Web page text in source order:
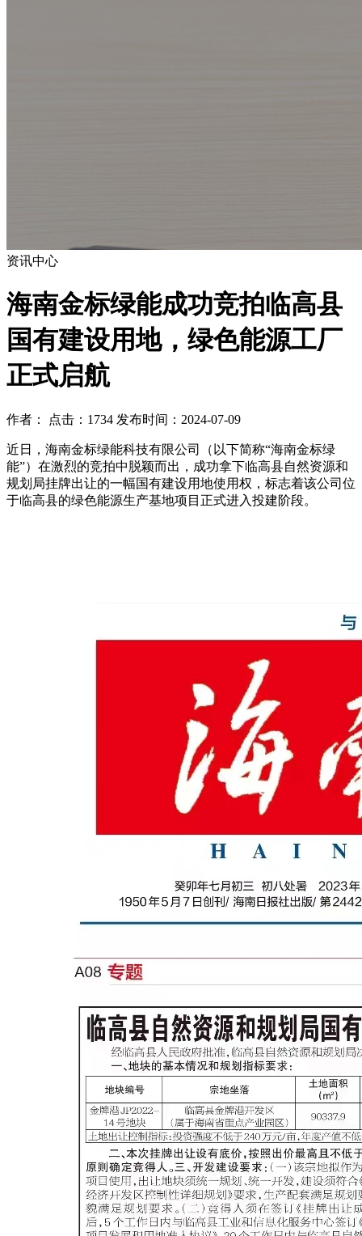
资讯中心
海南金标绿能成功竞拍临高县
国有建设用地，绿色能源工厂
正式启航
作者： 点击：1734 发布时间：2024-07-09
近日，海南金标绿能科技有限公司（以下简称“海南金标绿
能”）在激烈的竞拍中脱颖而出，成功拿下临高县自然资源和
规划局挂牌出让的一幅国有建设用地使用权，标志着该公司位
于临高县的绿色能源生产基地项目正式进入投建阶段。